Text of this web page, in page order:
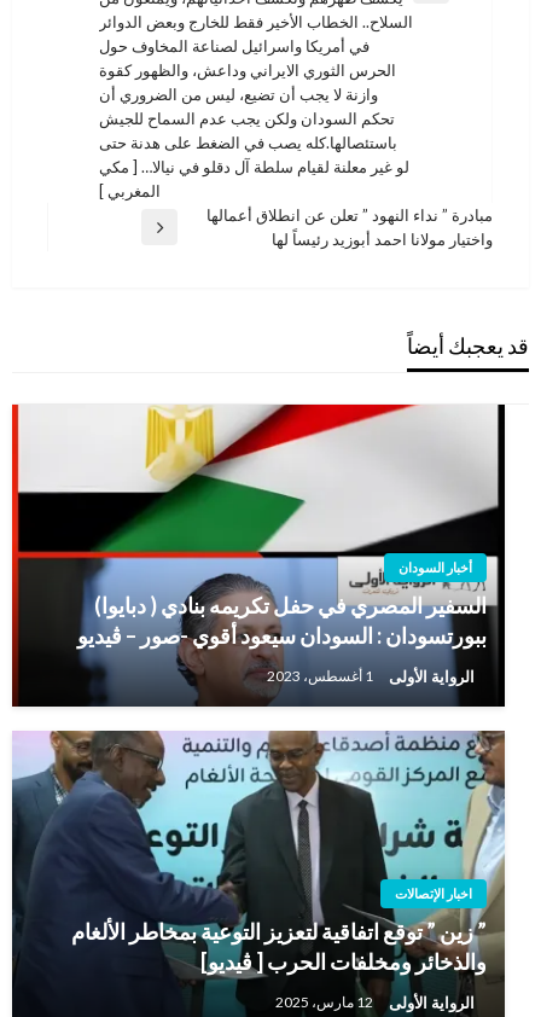
السلاح.. الخطاب الأخير فقط للخارج وبعض الدوائر
في أمريكا واسرائيل لصناعة المخاوف حول
الحرس الثوري الايراني وداعش، والظهور كقوة
وازنة لا يجب أن تضيع، ليس من الضروري أن
تحكم السودان ولكن يجب عدم السماح للجيش
باستئصالها.كله يصب في الضغط على هدنة حتى
لو غير معلنة لقيام سلطة آل دقلو في نيالا… [ مكي
المغربي ]
المقالة
مبادرة ” نداء النهود ” تعلن عن انطلاق أعمالها
واختيار مولانا احمد أبوزيد رئيساً لها
قد يعجبك أيضاً
أخبار السودان
السفير المصري في حفل تكريمه بنادي ( دبايوا)
ببورتسودان : السودان سيعود أقوي -صور – ڤيديو
الرواية الأولى 1 أغسطس، 2023
اخبار الإتصالات
” زين ” توقع اتفاقية لتعزيز التوعية بمخاطر الألغام
والذخائر ومخلفات الحرب [ ڤيديو]
الرواية الأولى 12 مارس، 2025